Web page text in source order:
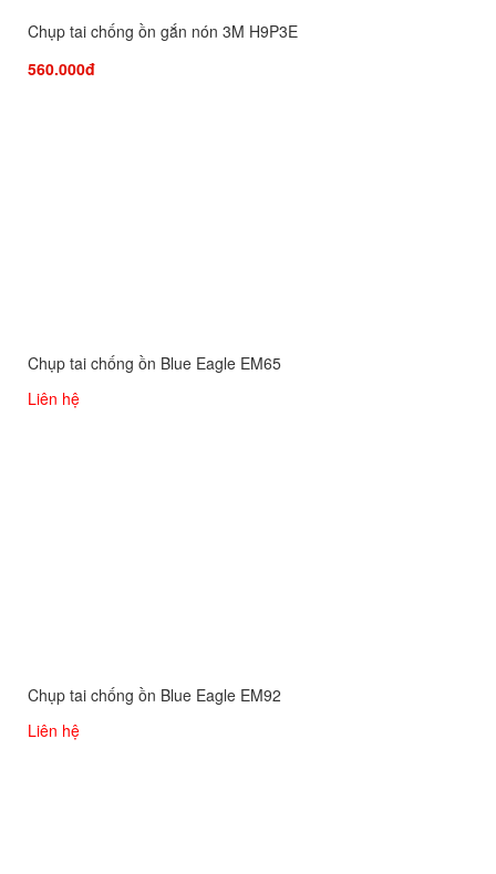
Chụp tai chống ồn gắn nón 3M H9P3E
560.000đ
Chụp tai chống ồn Blue Eagle EM65
Liên hệ
Chụp tai chống ồn Blue Eagle EM92
Liên hệ